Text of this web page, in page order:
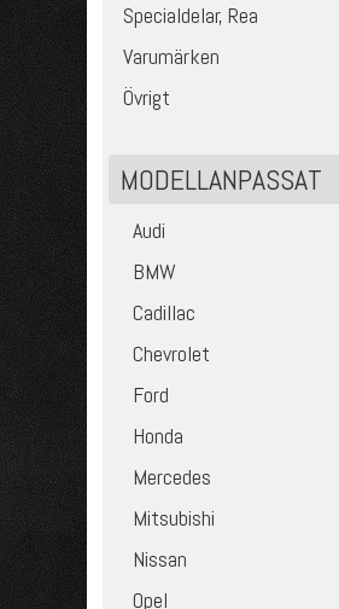
Specialdelar, Rea
Varumärken
Övrigt
MODELLANPASSAT
Audi
BMW
Cadillac
Chevrolet
Ford
Honda
Mercedes
Mitsubishi
Nissan
Opel